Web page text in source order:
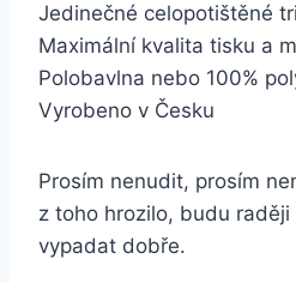
Jedinečné celopotištěné
Maximální kvalita tisku a
Polobavlna nebo 100%
Vyrobeno v Česku
Prosím nenudit, prosím
z toho hrozilo, budu
vypadat dobře.